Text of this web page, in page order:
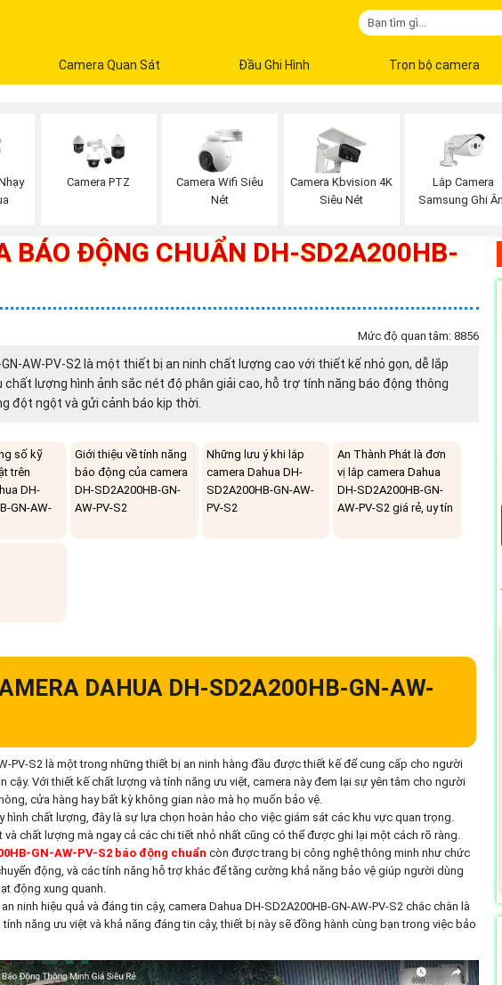
Camera Quan Sát Đầu Ghi Hình Trọn bộ camera
Camera PTZ
Camera Wifi Siêu
Nét
Camera Kbvision 4K
Siêu Nét
Lắp Camera
Samsung Ghi
BÁO ĐỘNG CHUẨN DH-SD2A200HB-
Mức độ quan tâm: 8856
AW-PV-S2 là một thiết bị an ninh chất lượng cao với thiết kế nhỏ gọn, dễ lắp
lượng hình ảnh sắc nét độ phân giải cao, hỗ trợ tính năng báo động thông
đột ngột và gửi cảnh báo kịp thời.
số kỹ
trên
DH-
GN-AW-
Giới thiệu về tính năng
báo động của camera
DH-SD2A200HB-GN-
AW-PV-S2
Những lưu ý khi lắp
camera Dahua DH-
SD2A200HB-GN-AW-
PV-S2
An Thành Phát là đơn
vị lắp camera Dahua
DH-SD2A200HB-GN-
AW-PV-S2 giá rẻ, uy tín
DAHUA DH-SD2A200HB-GN-AW-
PV-S2 là một trong những thiết bị an ninh hàng đầu được thiết kế để cung cấp cho người
cậy. Với thiết kế chất lượng và tính năng ưu việt, camera này đem lại sự yên tâm cho người
cửa hàng hay bất kỳ không gian nào mà họ muốn bảo vệ.
hình chất lượng, đây là sự lựa chọn hoàn hảo cho việc giám sát các khu vực quan trọng.
và chất lượng mà ngay cả các chi tiết nhỏ nhất cũng có thể được ghi lại một cách rõ ràng.
GN-AW-PV-S2 báo động chuẩn còn được trang bị công nghệ thông minh như chức
động, và các tính năng hỗ trợ khác để tăng cường khả năng bảo vệ giúp người dùng
động xung quanh.
ninh hiệu quả và đáng tin cậy, camera Dahua DH-SD2A200HB-GN-AW-PV-S2 chắc chắn là
năng ưu việt và khả năng đáng tin cậy, thiết bị này sẽ đồng hành cùng bạn trong việc bảo